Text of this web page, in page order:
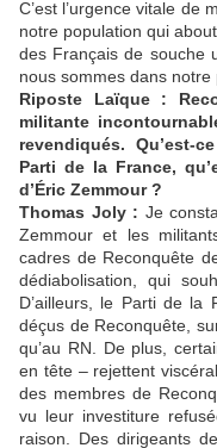
C’est l’urgence vitale de
notre population qui
des Français de souche
nous sommes dans notre
Riposte Laïque :
militante
revendiqués. Qu’est-
Parti de la France,
d’Éric Zemmour ?
Thomas Joly : Je
Zemmour et les
cadres de Reconquête
dédiabolisation, qui
D’ailleurs, le Parti de la
déçus de Reconquête,
qu’au RN. De plus,
en tête – rejettent
des membres de
vu leur investiture
raison. Des dirigeants